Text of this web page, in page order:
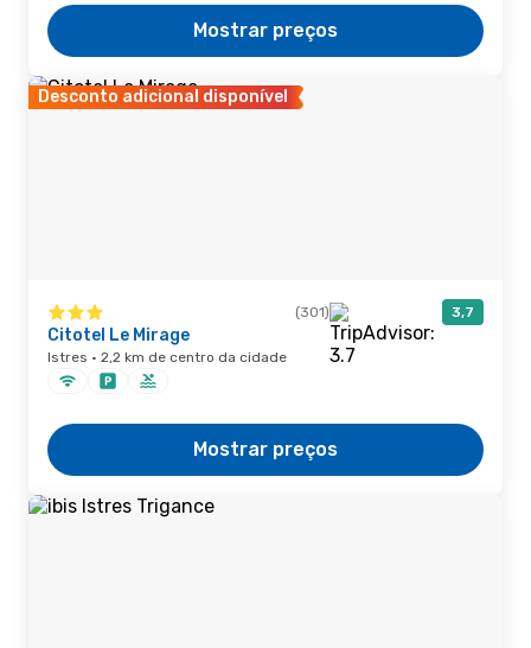
Mostrar preços
Desconto adicional disponível
(301) 3,7
Citotel Le Mirage
Istres · 2,2 km de centro da cidade
Mostrar preços